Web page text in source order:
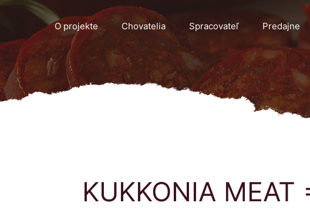
O projekte Chovatelia Spracovateľ Predajne
KUKKONIA MEAT